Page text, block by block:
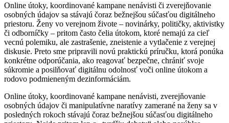
Online útoky, koordinované kampane nenávisti či zverejňovanie
osobných údajov sa stávajú čoraz bežnejšou súčasťou digitálneho
priestoru. Ženy vo verejnom živote – novinárky, političky, aktivistky
či odborníčky – pritom často čelia útokom, ktoré nemajú za cieľ
vecnú polemiku, ale zastrašenie, zneistenie a vytlačenie z verejnej
diskusie. Preto sme pripravili novú praktickú príručku, ktorá ponúka
konkrétne odporúčania, ako reagovať bezpečne, chrániť svoje
súkromie a posilňovať digitálnu odolnosť voči online útokom a
rodovo podmieneným dezinformáciám.
Online útoky, koordinované kampane nenávisti, zverejňovanie
osobných údajov či manipulatívne naratívy zamerané na ženy sa v
posledných rokoch stávajú čoraz bežnejšou súčasťou digitálneho